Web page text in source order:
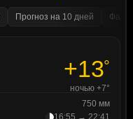
Прогноз на 10 дней
+13°
ночью +7°
750 мм